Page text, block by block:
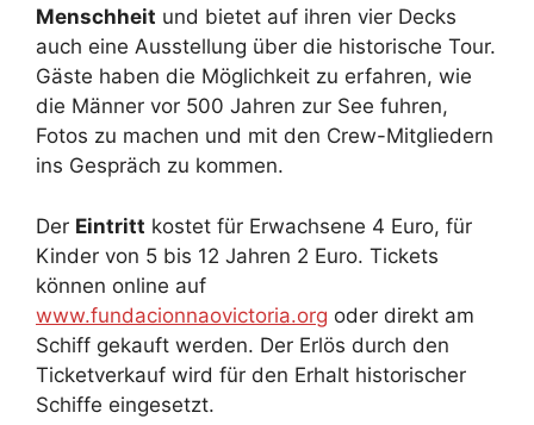
Menschheit und bietet auf ihren vier Decks
auch eine Ausstellung über die historische Tour.
Gäste haben die Möglichkeit zu erfahren, wie
die Männer vor 500 Jahren zur See fuhren,
Fotos zu machen und mit den Crew-Mitgliedern
ins Gespräch zu kommen.
Der Eintritt kostet für Erwachsene 4 Euro, für
Kinder von 5 bis 12 Jahren 2 Euro. Tickets
können online auf
www.fundacionnaovictoria.org oder direkt am
Schiff gekauft werden. Der Erlös durch den
Ticketverkauf wird für den Erhalt historischer
Schiffe eingesetzt.